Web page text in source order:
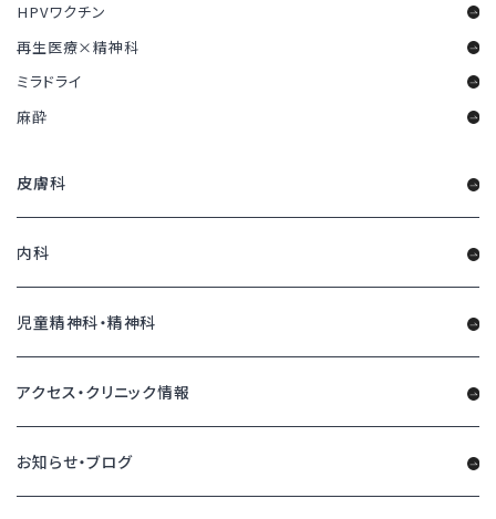
HPVワクチン
再生医療×精神科
ミラドライ
麻酔
皮膚科
内科
児童精神科・精神科
アクセス・クリニック情報
お知らせ・ブログ